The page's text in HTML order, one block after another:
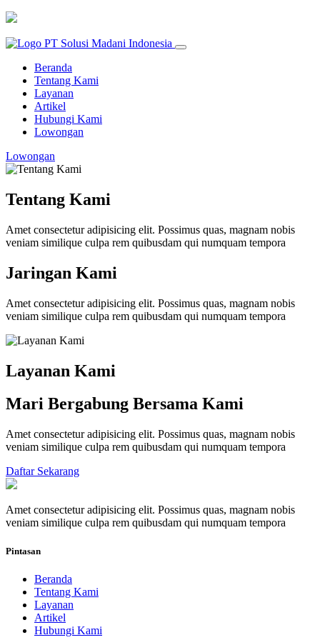
Beranda
Tentang Kami
Layanan
Artikel
Hubungi Kami
Lowongan
Lowongan
Tentang Kami
Amet consectetur adipisicing elit. Possimus quas, magnam nobis
veniam similique culpa rem quibusdam qui numquam tempora
Jaringan Kami
Amet consectetur adipisicing elit. Possimus quas, magnam nobis
veniam similique culpa rem quibusdam qui numquam tempora
Layanan Kami
Mari Bergabung Bersama Kami
Amet consectetur adipisicing elit. Possimus quas, magnam nobis
veniam similique culpa rem quibusdam qui numquam tempora
Daftar Sekarang
Amet consectetur adipisicing elit. Possimus quas, magnam nobis
veniam similique culpa rem quibusdam qui numquam tempora
Pintasan
Beranda
Tentang Kami
Layanan
Artikel
Hubungi Kami